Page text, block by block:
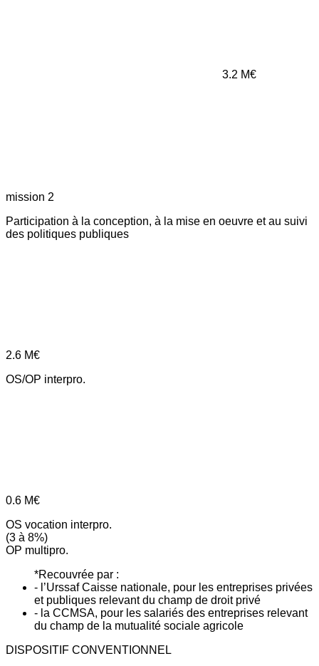
3.2 M€
mission 2
Participation à la conception, à la mise en oeuvre et au suivi
des politiques publiques
2.6 M€
OS/OP interpro.
0.6 M€
OS vocation interpro.
(3 à 8%)
OP multipro.
*Recouvrée par :
- l’Urssaf Caisse nationale, pour les entreprises privées
et publiques relevant du champ de droit privé
- la CCMSA, pour les salariés des entreprises relevant
du champ de la mutualité sociale agricole
DISPOSITIF CONVENTIONNEL